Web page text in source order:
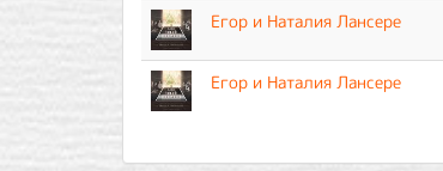
Егор и Наталия Лансере
Егор и Наталия Лансере